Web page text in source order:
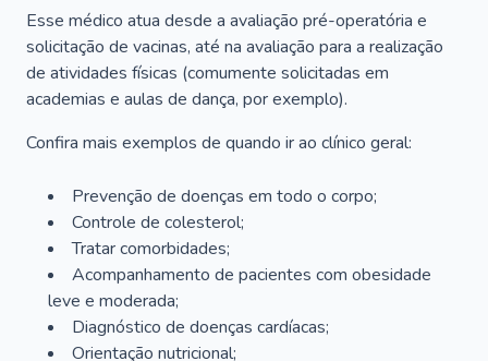
Esse médico atua desde a avaliação pré-operatória e
solicitação de vacinas, até na avaliação para a realização
de atividades físicas (comumente solicitadas em
academias e aulas de dança, por exemplo).
Confira mais exemplos de quando ir ao clínico geral:
Prevenção de doenças em todo o corpo;
Controle de colesterol;
Tratar comorbidades;
Acompanhamento de pacientes com obesidade
leve e moderada;
Diagnóstico de doenças cardíacas;
Orientação nutricional;